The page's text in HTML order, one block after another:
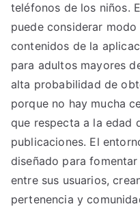
teléfonos de los niños.
puede considerar
contenidos de la
para adultos mayores
alta probabilidad de
porque no hay mucha
que respecta a la edad
publicaciones. El
diseñado para
entre sus usuarios,
pertenencia y